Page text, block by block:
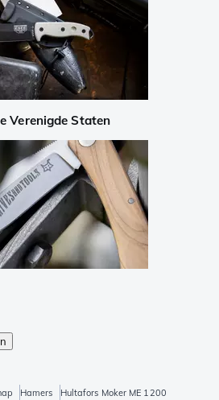
Verenigde Staten
Hamers Hultafors Moker ME 1200